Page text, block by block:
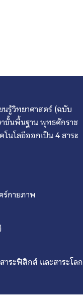
นรู้วิทยาศาสตร์ (ฉบับ
ขั้นพื้นฐาน พุทธศักราช
นโลยีออกเป็น 4 สาระ
ร์กายภาพ
าระฟิสิกส์ และสาระโลก